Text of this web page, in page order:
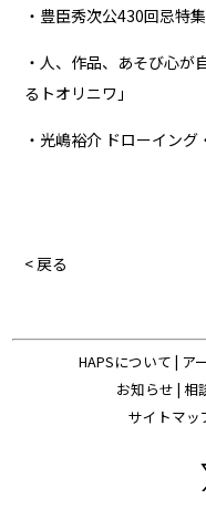
・豊臣秀次公430回忌特
・人、作品、あそび心が
るトオリニワ」
・光嶋裕介 ドローイン
< 戻る
HAPSについて | ア
お知らせ | 相
サイトマッ